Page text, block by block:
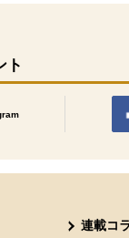
ト
ンドウで開きます。
連載コ